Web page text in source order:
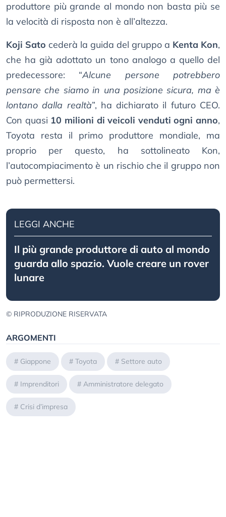
produttore più grande al mondo non basta più se
la velocità di risposta non è all’altezza.
Koji Sato cederà la guida del gruppo a Kenta Kon,
che ha già adottato un tono analogo a quello del
predecessore: “Alcune persone potrebbero
pensare che siamo in una posizione sicura, ma è
lontano dalla realtà”, ha dichiarato il futuro CEO.
Con quasi 10 milioni di veicoli venduti ogni anno,
Toyota resta il primo produttore mondiale, ma
proprio per questo, ha sottolineato Kon,
l’autocompiacimento è un rischio che il gruppo non
può permettersi.
LEGGI ANCHE
Il più grande produttore di auto al mondo
guarda allo spazio. Vuole creare un rover
lunare
© RIPRODUZIONE RISERVATA
ARGOMENTI
# Giappone # Toyota # Settore auto
# Imprenditori # Amministratore delegato
# Crisi d’impresa